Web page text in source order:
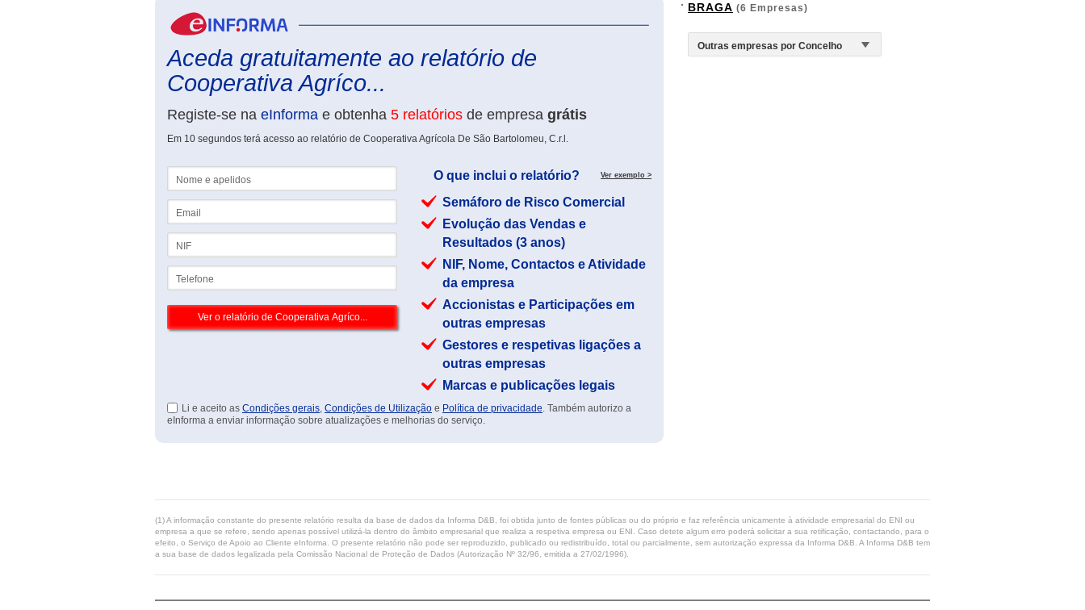
Aceda gratuitamente ao relatório de
Cooperativa Agríco...
Registe-se na eInforma e obtenha 5 relatórios de empresa grátis
Em 10 segundos terá acesso ao relatório de Cooperativa Agrícola De São Bartolomeu, C.r.l.
O que inclui o relatório? Ver exemplo >
Semáforo de Risco Comercial
Evolução das Vendas e
Resultados (3 anos)
NIF, Nome, Contactos e Atividade
da empresa
Accionistas e Participações em
outras empresas
Gestores e respetivas ligações a
outras empresas
Marcas e publicações legais
Li e aceito as Condições gerais, Condições de Utilização e Política de privacidade. Também autorizo a
eInforma a enviar informação sobre atualizações e melhorias do serviço.
BRAGA (6 Empresas)
(1) A informação constante do presente relatório resulta da base de dados da Informa D&B, foi obtida junto de fontes públicas ou do próprio e faz referência unicamente à atividade empresarial do ENI ou
empresa a que se refere, sendo apenas possível utilizá-la dentro do âmbito empresarial que realiza a respetiva empresa ou ENI. Caso detete algum erro poderá solicitar a sua retificação, contactando, para o
efeito, o Serviço de Apoio ao Cliente eInforma. O presente relatório não pode ser reproduzido, publicado ou redistribuído, total ou parcialmente, sem autorização expressa da Informa D&B. A Informa D&B tem
a sua base de dados legalizada pela Comissão Nacional de Proteção de Dados (Autorização Nº 32/96, emitida a 27/02/1996).